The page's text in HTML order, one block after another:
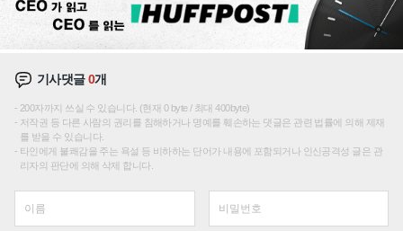
기사댓글0개
200자까지 쓰실 수 있습니다. (현재 0 byte / 최대 400byte)
저작권 등 다른 사람의 권리를 침해하거나 명예를 훼손하는 댓글은 관련 법률에 의해 제재
를 받을 수 있습니다.
타인에게 불쾌감을 주는 욕설 등 비하하는 단어가 내용에 포함되거나 인신공격성 글은 관
리자의 판단에 의해 삭제 합니다.